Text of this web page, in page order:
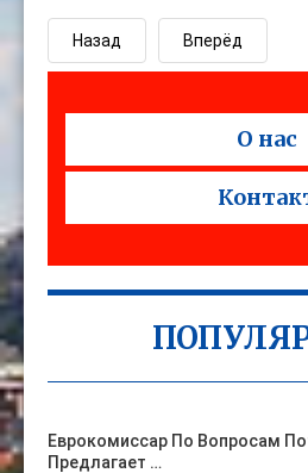
Назад Вперёд
О нас
Еврокомиссар По Вопросам
Предлагает …